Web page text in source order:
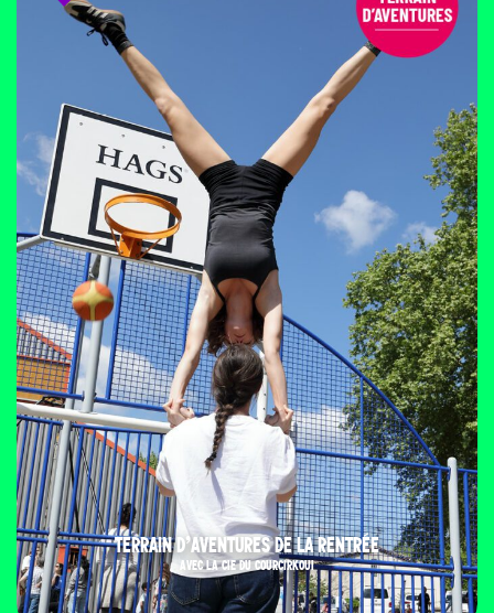
TERRAIN D’AVENTURES DE LA RENTRÉE
AVEC LA CIE DU COURCIRKOUI